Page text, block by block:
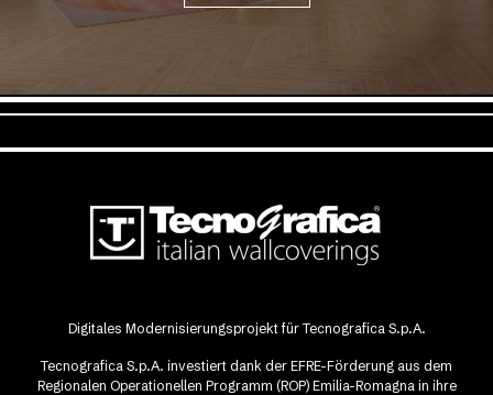
Digitales Modernisierungsprojekt für Tecnografica S.p.A.
Tecnografica S.p.A. investiert dank der EFRE-Förderung aus dem
Regionalen Operationellen Programm (ROP) Emilia-Romagna in ihre